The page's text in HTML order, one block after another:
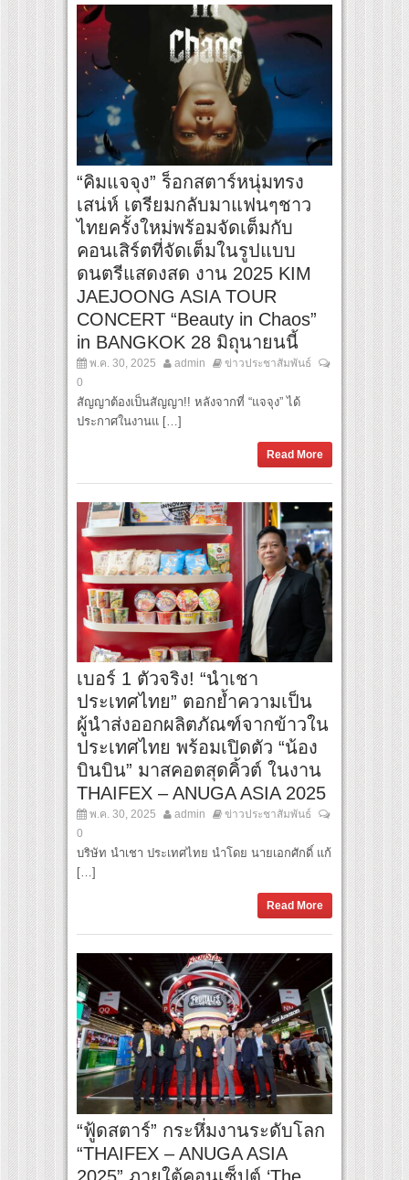
“คิมแจจุง” ร็อกสตาร์หนุ่มทรง
เสน่ห์ เตรียมกลับมาแฟนๆชาว
ไทยครั้งใหม่พร้อมจัดเต็มกับ
คอนเสิร์ตที่จัดเต็มในรูปแบบ
ดนตรีแสดงสด งาน 2025 KIM
JAEJOONG ASIA TOUR
CONCERT “Beauty in Chaos”
in BANGKOK 28 มิถุนายนนี้
พ.ค. 30, 2025 admin
ข่าวประชาสัมพันธ์
0
สัญญาต้องเป็นสัญญา!! หลังจากที่ “แจจุง” ได้
ประกาศในงานแ […]
Read More
เบอร์ 1 ตัวจริง! “นำเชา
ประเทศไทย” ตอกย้ำความเป็น
ผู้นำส่งออกผลิตภัณฑ์จากข้าวใน
ประเทศไทย พร้อมเปิดตัว “น้อง
บินบิน” มาสคอตสุดคิ้วต์ ในงาน
THAIFEX – ANUGA ASIA 2025
พ.ค. 30, 2025 admin
ข่าวประชาสัมพันธ์
0
บริษัท นำเชา ประเทศไทย นำโดย นายเอกศักดิ์ แก้
[…]
Read More
“ฟู้ดสตาร์” กระหึ่มงานระดับโลก
“THAIFEX – ANUGA ASIA